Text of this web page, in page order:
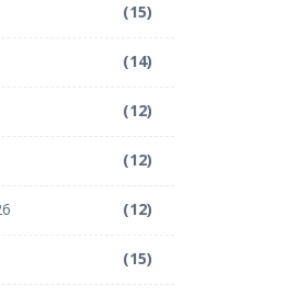
(15)
(14)
(12)
(12)
(12)
(15)